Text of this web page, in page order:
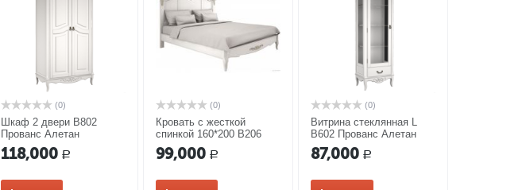
(0)
Шкаф 2 двери В802
Прованс Алетан
118,000 Р
(0)
Кровать с жесткой
спинкой 160*200 В206
Прованс Алетан
99,000 Р
(0)
Витрина стеклянная L
В602 Прованс Алетан
87,000 Р